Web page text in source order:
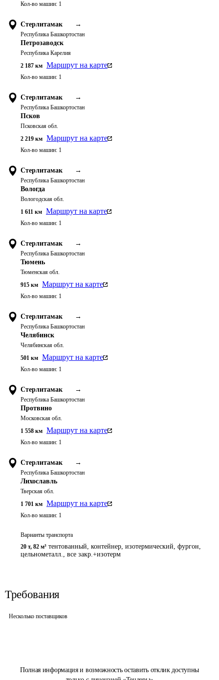
Полная информация и возможность оставить отклик доступны
Кол-во машин: 1
Стерлитамак →
Республика Башкортостан
Петрозаводск
Республика Карелия
2 187 км Маршрут на карте
Кол-во машин: 1
Стерлитамак →
Республика Башкортостан
Псков
Псковская обл.
2 219 км Маршрут на карте
Кол-во машин: 1
Стерлитамак →
Республика Башкортостан
Вологда
Вологодская обл.
1 611 км Маршрут на карте
Кол-во машин: 1
Стерлитамак →
Республика Башкортостан
Тюмень
Тюменская обл.
915 км Маршрут на карте
Кол-во машин: 1
Стерлитамак →
Республика Башкортостан
Челябинск
Челябинская обл.
501 км Маршрут на карте
Кол-во машин: 1
Стерлитамак →
Республика Башкортостан
Протвино
Московская обл.
1 558 км Маршрут на карте
Кол-во машин: 1
Стерлитамак →
Республика Башкортостан
Лихославль
Тверская обл.
1 701 км Маршрут на карте
Кол-во машин: 1
Варианты транспорта
20 т, 82 м³ тентованный, контейнер, изотермический, фургон,
цельнометалл., все закр.+изотерм
Требования
Несколько поставщиков